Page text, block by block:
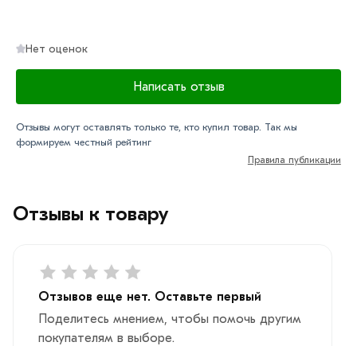
Отзывы к товару
Отзывов еще нет. Оставьте первый
Поделитесь мнением, чтобы помочь другим
покупателям в выборе.
Нет оценок
Написать отзыв
Отзывы могут оставлять только те, кто купил товар. Так мы
формируем честный рейтинг
Правила публикации